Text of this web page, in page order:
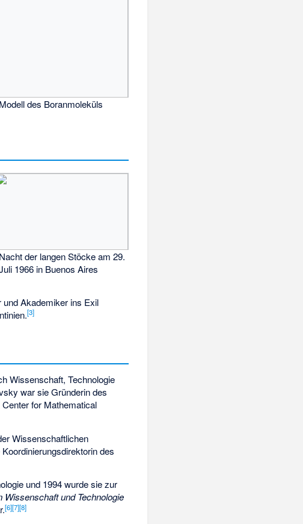
Modell des Boranmoleküls
Nacht der langen Stöcke am 29.
1966 in Buenos Aires
und Akademiker ins Exil
[3]
Wissenschaft, Technologie
war sie Gründerin des
Center for Mathematical
Wissenschaftlichen
des
und 1994 wurde sie zur
Wissenschaft und Technologie
[6][7][8]